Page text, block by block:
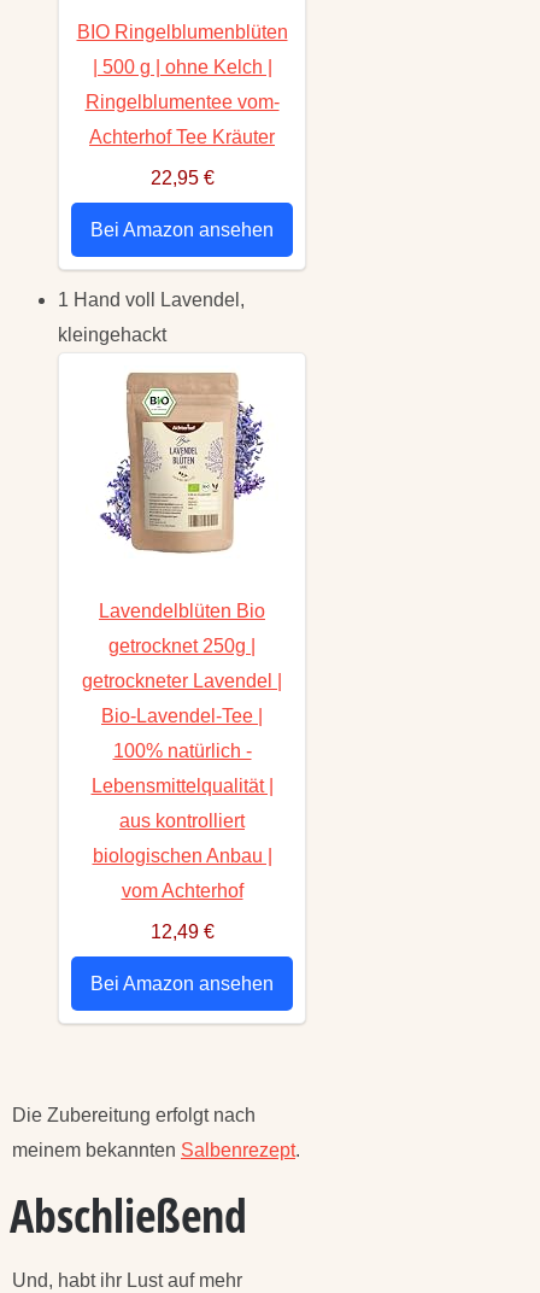
BIO Ringelblumenblüten
| 500 g | ohne Kelch |
Ringelblumentee vom-
Achterhof Tee Kräuter
22,95 €
Bei Amazon ansehen
1 Hand voll Lavendel,
kleingehackt
Lavendelblüten Bio
getrocknet 250g |
getrockneter Lavendel |
Bio-Lavendel-Tee |
100% natürlich -
Lebensmittelqualität |
aus kontrolliert
biologischen Anbau |
vom Achterhof
12,49 €
Bei Amazon ansehen
Die Zubereitung erfolgt nach
meinem bekannten Salbenrezept.
Abschließend
Und, habt ihr Lust auf mehr